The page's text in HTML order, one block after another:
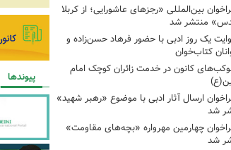
بین‌المللی «رجزهای عاشورایی؛ از کربلا
منتشر شد
یک روز ادبی با حضور فرهاد حسن‌زاده و
کتاب‌خوان
کانون در خدمت زائران کوچک امام
ارسال آثار ادبی با موضوع «رهبر شهید»
شد
چهارمین مهرواره «بچه‌های مقاومت»
شد
پیوندها